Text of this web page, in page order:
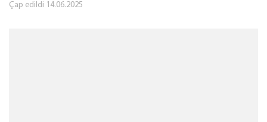
Çap edildi 14.06.2025